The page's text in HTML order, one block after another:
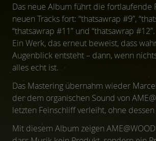
Das neue Album führt die fortlaufende
neuen Tracks fort: “thatsawrap #9”,
“thatsawrap #11” und “thatsawrap #12”.
Ein Werk, das erneut beweist, dass
Augenblick entsteht – dann, wenn
alles echt ist.
Das Mastering übernahm wieder
der dem organischen Sound von
letzten Feinschliff verleiht, ohne
Mit diesem Album zeigen